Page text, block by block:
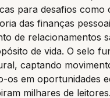
para desafios como
das finanças
de relacionamentos
de vida. O selo
captando
os em oportunidades
milhares de leitores.